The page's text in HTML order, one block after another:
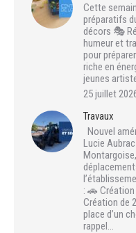
Cette
préparatifs
décors 🎭
humeur et
pour
riche en
jeunes
25 juillet
Travaux
Nouvel
Lucie
: 🚗
Création de
place d’un
rappel…